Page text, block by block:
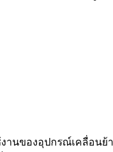
านของอุปกรณ์เคลื่อนย้